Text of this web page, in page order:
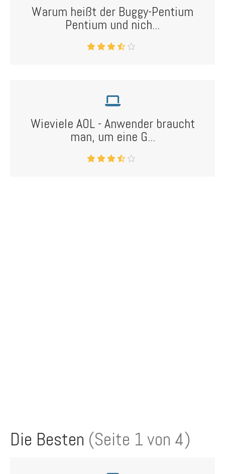
Warum heißt der Buggy-Pentium
Pentium und nich...
Wieviele AOL - Anwender braucht
man, um eine G...
Die Besten (Seite 1 von 4)